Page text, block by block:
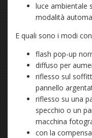
luce ambientale
modalità
E quali sono i modi
flash pop-up
diffuso per
riflesso sul
pannello
riflesso su una
specchio o un
macchina
con la